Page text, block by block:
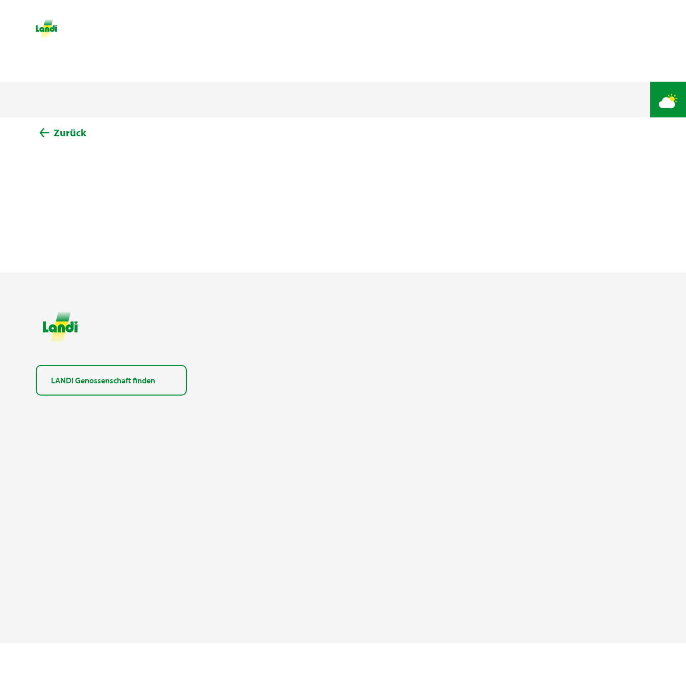
Zurück
LANDI Genossenschaft finden